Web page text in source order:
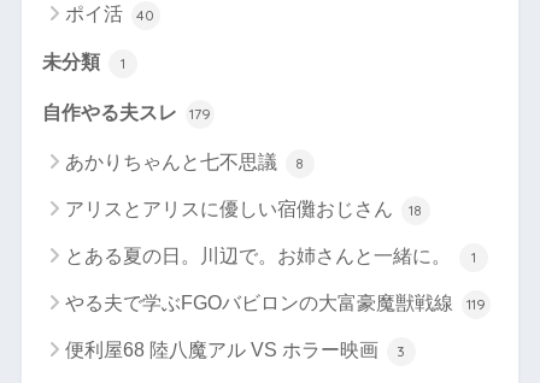
ポイ活 40
未分類 1
自作やる夫スレ 179
あかりちゃんと七不思議 8
アリスとアリスに優しい宿儺おじさん 18
とある夏の日。川辺で。お姉さんと一緒に。 1
やる夫で学ぶFGOバビロンの大富豪魔獣戦線 119
便利屋68 陸八魔アル VS ホラー映画 3